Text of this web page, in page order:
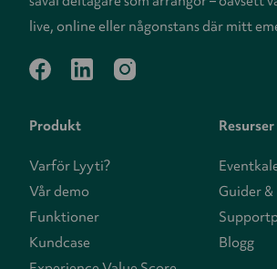
live, online eller någonstans där mitt
facebooklinkedininstagram
Produkt
Varför Lyyti?
Vår demo
Funktioner
Kundcase
Resurser
Guider
Blogg